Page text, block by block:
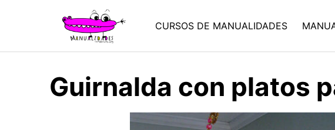
CURSOS DE MANUALIDADES
Guirnalda con platos